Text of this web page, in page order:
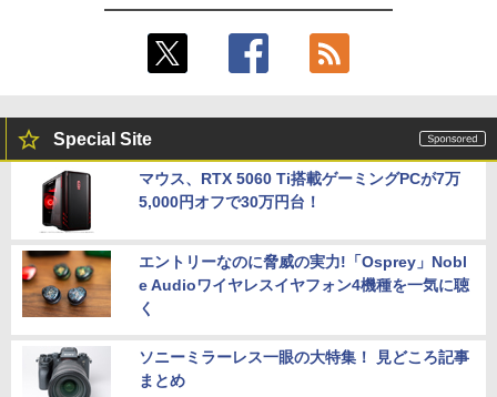
Special Site
マウス、RTX 5060 Ti搭載ゲーミングPCが7万
5,000円オフで30万円台！
エントリーなのに脅威の実力!「Osprey」Nobl
e Audioワイヤレスイヤフォン4機種を一気に聴
く
ソニーミラーレス一眼の大特集！ 見どころ記事
まとめ